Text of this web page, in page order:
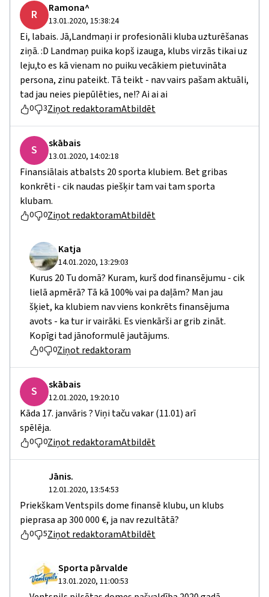
R Ramona^
13.01.2020, 15:38:24
Ei, labais. Jā,Landmaņi ir profesionāli kluba uzturēšanas
ziņā. :D Landmaņ puika kopš izauga, klubs virzās tikai uz
leju,to es kā vienam no puiku vecākiem pietuvināta
persona, zinu pateikt. Tā teikt - nav vairs pašam aktuāli,
tad jau neies piepūlēties, ne!? Ai ai ai
0 3Ziņot redaktoramAtbildēt
S skābais
13.01.2020, 14:02:18
Finansiālais atbalsts 20 sporta klubiem. Bet gribas
konkrēti - cik naudas piešķir tam vai tam sporta
klubam.
0 0Ziņot redaktoramAtbildēt
Katja
14.01.2020, 13:29:03
Kurus 20 Tu domā? Kuram, kurš dod finansējumu - cik
lielā apmērā? Tā kā 100% vai pa daļām? Man jau
šķiet, ka klubiem nav viens konkrēts finansējuma
avots - ka tur ir vairāki. Es vienkārši ar grib zināt.
Kopīgi tad jānoformulē jautājums.
0 0Ziņot redaktoram
S skābais
12.01.2020, 19:20:10
Kāda 17. janvāris ? Viņi taču vakar (11.01) arī
spēlēja.
0 0Ziņot redaktoramAtbildēt
Jānis.
12.01.2020, 13:54:53
Priekškam Ventspils dome finansē klubu, un klubs
pieprasa ap 300 000 €, ja nav rezultātā?
0 5Ziņot redaktoramAtbildēt
Sporta pārvalde
13.01.2020, 11:00:53